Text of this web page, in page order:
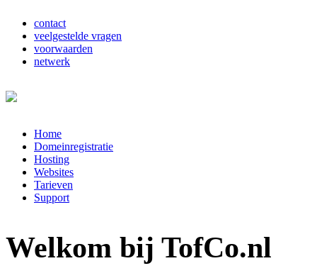
contact
veelgestelde vragen
voorwaarden
netwerk
Home
Domeinregistratie
Hosting
Websites
Tarieven
Support
Welkom bij TofCo.nl